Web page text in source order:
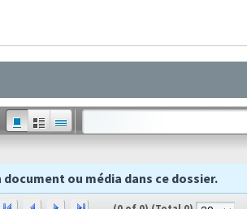
document ou média dans ce dossier.